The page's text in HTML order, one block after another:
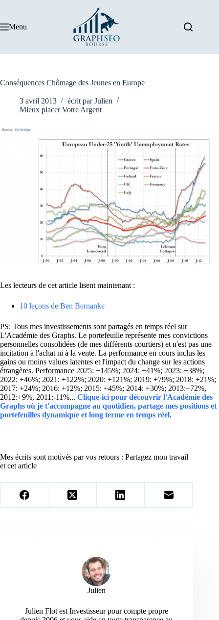
Menu
Conséquences Chômage des Jeunes en Europe
3 avril 2013 écrit par Julien
Mieux placer Votre Argent
Les lecteurs de cet article lisent maintenant :
10 leçons de Ben Bernanke
PS: Tous mes investissements sont partagés en temps réel sur
L'Académie des Graphs. Le portefeuille représente mes convictions
personnelles consolidées (de mes différents courtiers) et n'est pas une
incitation à l'achat ni à la vente. La performance en cours inclus les
gains ou moins values latentes et l'impact du change sur les actions
étrangères. Performance 2025: +145%; 2024: +41%; 2023: +38%;
2022: +46%; 2021: +122%; 2020: +121%; 2019: +79%; 2018: +21%;
2017: +24%; 2016: +12%; 2015: +45%; 2014: +30%; 2013:+72%,
2012:+9%, 2011:-11%... Clique-ici pour découvrir l'Académie des
Graphs où je t'accompagne au quotidien, partage mes positions et
portefeuilles dynamique et long terme en temps réel.
Mes écrits sont motivés par vos retours : Partagez mon travail
et cet article
Julien
Julien Flot est Investisseur pour compte propre